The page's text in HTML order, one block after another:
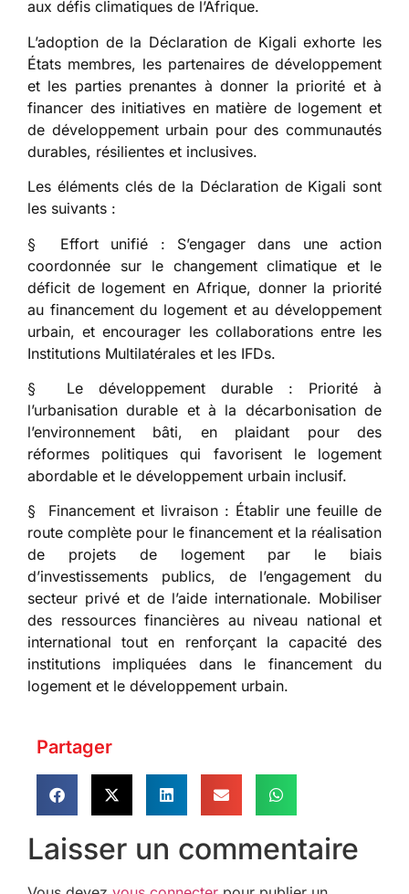
aux défis climatiques de l’Afrique.
L’adoption de la Déclaration de Kigali exhorte les
États membres, les partenaires de développement
et les parties prenantes à donner la priorité et à
financer des initiatives en matière de logement et
de développement urbain pour des communautés
durables, résilientes et inclusives.
Les éléments clés de la Déclaration de Kigali sont
les suivants :
§ Effort unifié : S’engager dans une action
coordonnée sur le changement climatique et le
déficit de logement en Afrique, donner la priorité
au financement du logement et au développement
urbain, et encourager les collaborations entre les
Institutions Multilatérales et les IFDs.
§ Le développement durable : Priorité à
l’urbanisation durable et à la décarbonisation de
l’environnement bâti, en plaidant pour des
réformes politiques qui favorisent le logement
abordable et le développement urbain inclusif.
§ Financement et livraison : Établir une feuille de
route complète pour le financement et la réalisation
de projets de logement par le biais
d’investissements publics, de l’engagement du
secteur privé et de l’aide internationale. Mobiliser
des ressources financières au niveau national et
international tout en renforçant la capacité des
institutions impliquées dans le financement du
logement et le développement urbain.
Partager
Laisser un commentaire